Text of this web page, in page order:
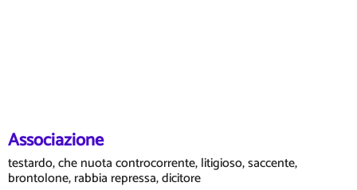
Associazione
testardo, che nuota controcorrente, litigioso, saccente,
brontolone, rabbia repressa, dicitore